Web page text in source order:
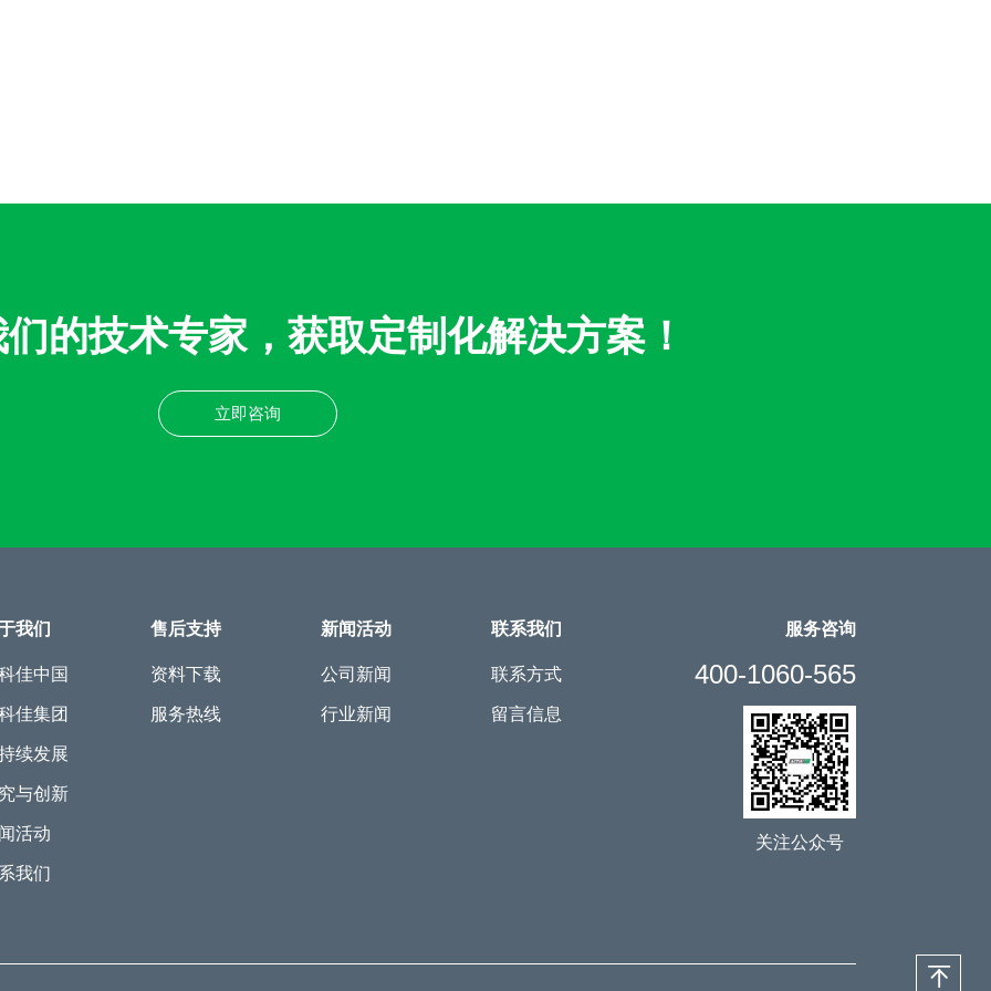
的技术专家，获取定制化解决方案！
立即咨询
我们
佳中国
佳集团
续发展
与创新
活动
我们
售后支持
资料下载
服务热线
新闻活动
公司新闻
行业新闻
联系我们
联系方式
留言信息
服务咨询
400-1060-565
关注公众号